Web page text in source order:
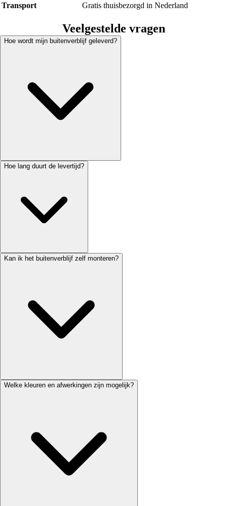
Transport
Gratis thuisbezorgd in Nederland
Veelgestelde vragen
Hoe wordt mijn buitenverblijf geleverd?
Hoe lang duurt de levertijd?
Kan ik het buitenverblijf zelf monteren?
Welke kleuren en afwerkingen zijn mogelijk?